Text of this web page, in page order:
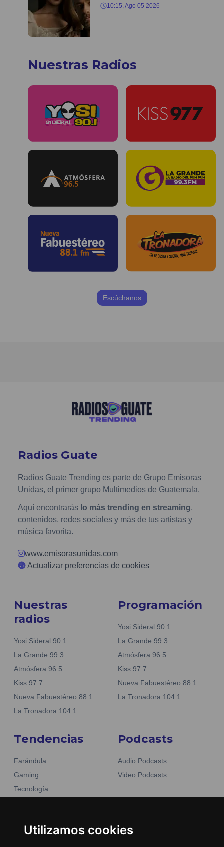
Utilizamos cookies
10:15, Ago 05 2026
Nuestras Radios
Escúchanos
Radios Guate
Radios Guate Trending es parte de Grupo Emisoras
Unidas, el primer grupo Multimedios de Guatemala.
Aquí encontrarás lo más trending en streaming,
contenidos, redes sociales y más de tus artistas y
música favorita.
www.emisorasunidas.com
Actualizar preferencias de cookies
Nuestras
radios
Yosi Sideral 90.1
La Grande 99.3
Atmósfera 96.5
Kiss 97.7
Nueva Fabuestéreo 88.1
La Tronadora 104.1
Programación
Yosi Sideral 90.1
La Grande 99.3
Atmósfera 96.5
Kiss 97.7
Nueva Fabuestéreo 88.1
La Tronadora 104.1
Tendencias
Farándula
Gaming
Tecnología
Noticias
Podcasts
Audio Podcasts
Video Podcasts
Emisoras Unidas